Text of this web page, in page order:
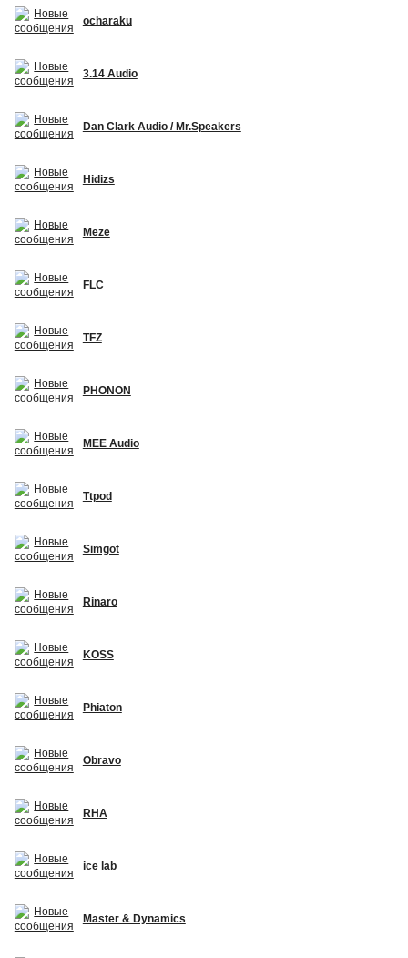
ocharaku
3.14 Audio
Dan Clark Audio / Mr.Speakers
Hidizs
Meze
FLC
TFZ
PHONON
MEE Audio
Ttpod
Simgot
Rinaro
KOSS
Phiaton
Obravo
RHA
ice lab
Master & Dynamics